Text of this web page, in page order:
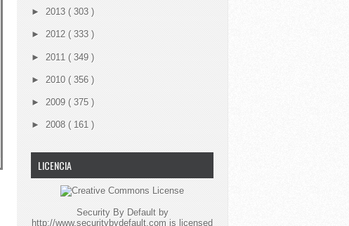
► 2013 ( 303 )
► 2012 ( 333 )
► 2011 ( 349 )
► 2010 ( 356 )
► 2009 ( 375 )
► 2008 ( 161 )
LICENCIA
Security By Defaultby
http://www.securitybydefault.com is licensed